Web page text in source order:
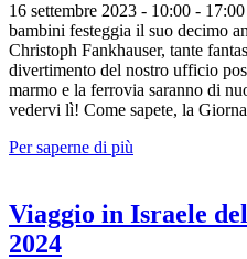
16 settembre 2023 - 10:00 -
bambini festeggia il suo decimo
Christoph Fankhauser, tante
divertimento del nostro ufficio
marmo e la ferrovia saranno di
vedervi lì! Come sapete, la
Per saperne di più
Viaggio in Israele
2024